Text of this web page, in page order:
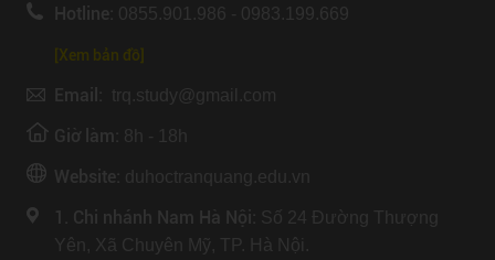
Hotline: 0855.901.986 - 0983.199.669
[Xem bản đồ]
Email: trq.study@gmail.com
Giờ làm: 8h - 18h
Website: duhoctranquang.edu.vn
1. Chi nhánh Nam Hà Nội: Số 24 Đường Thượng
Yên, Xã Chuyên Mỹ, TP. Hà Nội.